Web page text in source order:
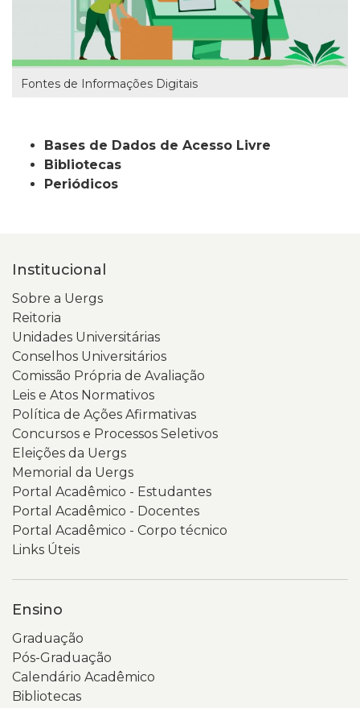
Fontes de Informações Digitais
Bases de Dados de Acesso Livre
Bibliotecas
Periódicos
Institucional
Sobre a Uergs
Reitoria
Unidades Universitárias
Conselhos Universitários
Comissão Própria de Avaliação
Leis e Atos Normativos
Política de Ações Afirmativas
Concursos e Processos Seletivos
Eleições da Uergs
Memorial da Uergs
Portal Acadêmico - Estudantes
Portal Acadêmico - Docentes
Portal Acadêmico - Corpo técnico
Links Úteis
Ensino
Graduação
Pós-Graduação
Calendário Acadêmico
Bibliotecas